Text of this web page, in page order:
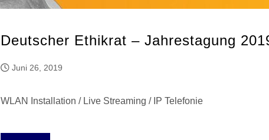
Deutscher Ethikrat – Jahrestagung
Juni 26, 2019
WLAN Installation / Live Streaming / IP Telefonie